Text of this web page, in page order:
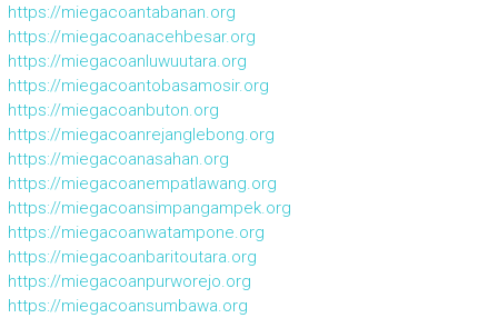
https://miegacoantabanan.org
https://miegacoanacehbesar.org
https://miegacoanluwuutara.org
https://miegacoantobasamosir.org
https://miegacoanbuton.org
https://miegacoanrejanglebong.org
https://miegacoanasahan.org
https://miegacoanempatlawang.org
https://miegacoansimpangampek.org
https://miegacoanwatampone.org
https://miegacoanbaritoutara.org
https://miegacoanpurworejo.org
https://miegacoansumbawa.org